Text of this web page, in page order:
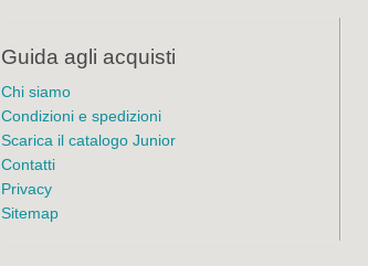
Guida agli acquisti
Chi siamo
Condizioni e spedizioni
Scarica il catalogo Junior
Contatti
Privacy
Sitemap